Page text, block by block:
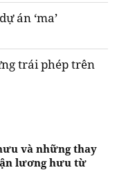
án ‘ma’
trái phép trên
và những thay
lương hưu từ